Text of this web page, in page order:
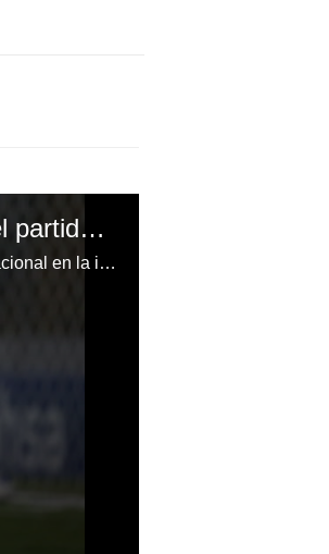
Motagua está venciendo a Real España en el partido de ida de las semifinales del Clausura
EN DIRECTO | Motagua y Real España se miden en el estadio Nacional en la ida de las semifinales